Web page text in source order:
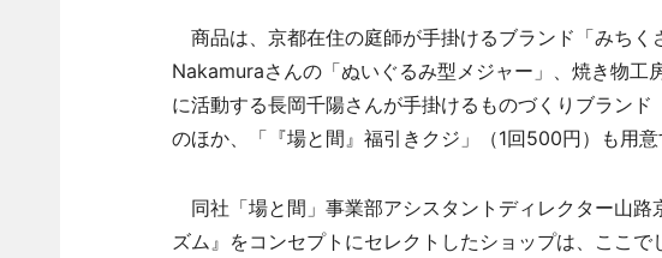
商品は、京都在住の庭師が手掛けるブランド「みちく
Nakamuraさんの「ぬいぐるみ型メジャー」、焼き物工
に活動する長岡千陽さんが手掛けるものづくりブラン
のほか、「『場と間』福引きクジ」（1回500円）も用意
同社「場と間」事業部アシスタントディレクター山路
ズム』をコンセプトにセレクトしたショップは、ここ